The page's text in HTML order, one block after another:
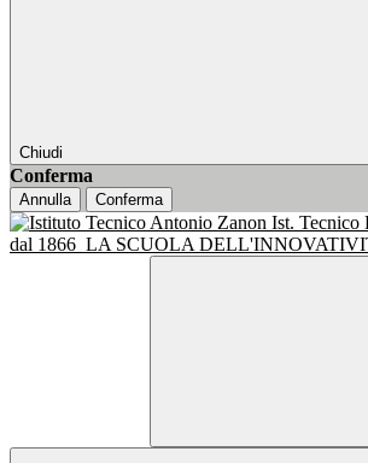
Chiudi
Conferma
Annulla Conferma
Ist. Tecnico
dal 1866 LA SCUOLA